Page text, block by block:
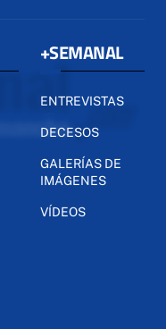
+SEMANAL
ENTREVISTAS
DECESOS
GALERÍAS DE
IMÁGENES
VÍDEOS